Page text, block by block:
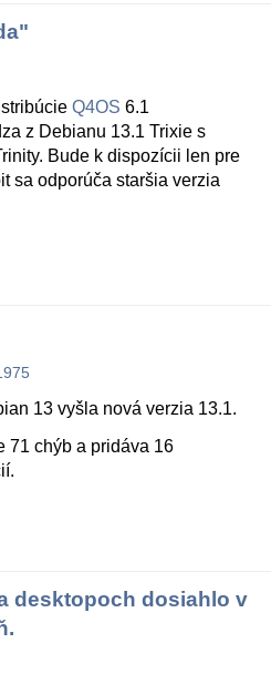
Q4OS 6.1
z Debianu 13.1 Trixie s
Bude k dispozícii len pre
sa odporúča staršia verzia
13 vyšla nová verzia 13.1.
71 chýb a pridáva 16
desktopoch dosiahlo v